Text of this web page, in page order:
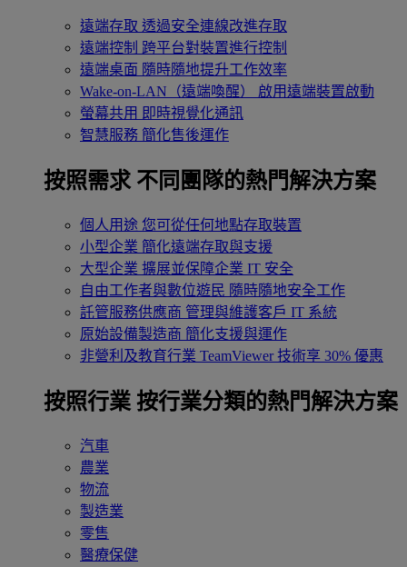
遠端存取 透過安全連線改進存取
遠端控制 跨平台對裝置進行控制
遠端桌面 隨時隨地提升工作效率
Wake-on-LAN（遠端喚醒）
啟用遠端裝置啟動
螢幕共用 即時視覺化通訊
智慧服務 簡化售後運作
按照需求 不同團隊的熱門解決方案
個人用途 您可從任何地點存取裝置
小型企業 簡化遠端存取與支援
大型企業 擴展並保障企業 IT 安全
自由工作者與數位遊民 隨時隨地安全工作
託管服務供應商 管理與維護客戶 IT 系統
原始設備製造商 簡化支援與運作
非營利及教育行業 TeamViewer 技術享 30% 優惠
按照行業 按行業分類的熱門解決方案
汽車
農業
物流
製造業
零售
醫療保健